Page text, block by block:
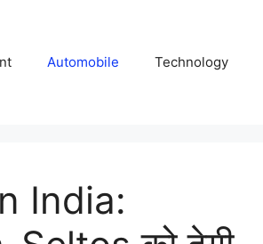
Automobile Technology
India: